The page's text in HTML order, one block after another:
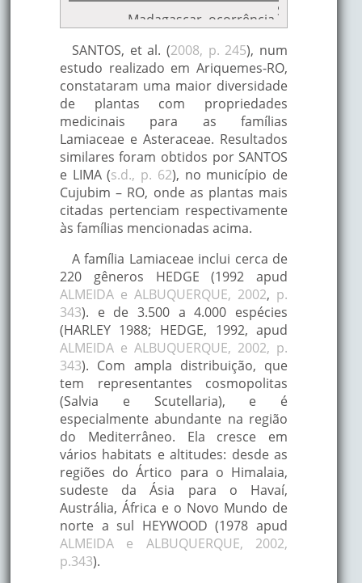
Boa-noite
Madagascar, ocorrência Sudorífica,
Mil em
rama
Europa
Diurética,
cicatrizante,
vias
flatulência,
dispesia,
Losna
Europa, Ásia e norte da
África.
Carminativa,
colagoga,
fígado e
Carqueja Sul e Sudeste do Brasil
Problemas
disfunções
intestinas,
garganta
Arnica
Parte Meridional da
América do Sul
cicatrizante,
contusões
Sabugueiro
Sul da América do
Sul
Problemas
respiratórios,
antipirética,
cicatrizante,
antiinflamatória,
resfriado, sinusite,
artrite, cálculos
analgésico,
SANTOS, et al. (2008, p. 245), num
estudo realizado em Ariquemes-RO,
constataram uma maior diversidade
de plantas com propriedades
medicinais para as famílias
Lamiaceae e Asteraceae. Resultados
similares foram obtidos por SANTOS
e LIMA (s.d., p. 62), no município de
Cujubim – RO, onde as plantas mais
citadas pertenciam respectivamente
às famílias mencionadas acima.
A família Lamiaceae inclui cerca de
220 gêneros HEDGE (1992 apud
ALMEIDA e ALBUQUERQUE, 2002, p.
343). e de 3.500 a 4.000 espécies
(HARLEY 1988; HEDGE, 1992, apud
ALMEIDA e ALBUQUERQUE, 2002, p.
343). Com ampla distribuição, que
tem representantes cosmopolitas
(Salvia e Scutellaria), e é
especialmente abundante na região
do Mediterrâneo. Ela cresce em
vários habitats e altitudes: desde as
regiões do Ártico para o Himalaia,
sudeste da Ásia para o Havaí,
Austrália, África e o Novo Mundo de
norte a sul HEYWOOD (1978 apud
ALMEIDA e ALBUQUERQUE, 2002,
p.343).